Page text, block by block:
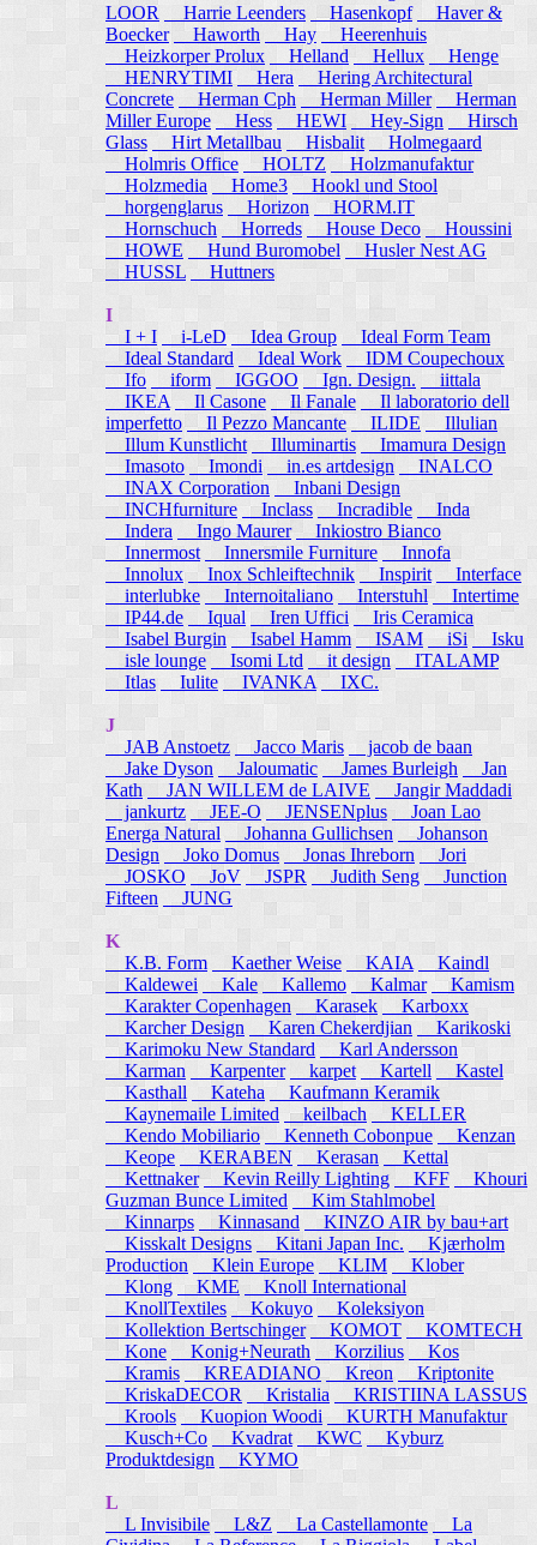
LOOR
Harrie Leenders Hasenkopf
Haver &
Boecker
Haworth Hay
Heerenhuis
Heizkorper Prolux
Helland Hellux
Henge
HENRYTIMI
Hera
Hering Architectural
Concrete
Herman Cph Herman Miller
Herman
Miller Europe
Hess HEWI Hey-Sign
Hirsch
Glass
Hirt Metallbau Hisbalit
Holmegaard
Holmris Office
HOLTZ
Holzmanufaktur
Holzmedia
Home3
Hookl und Stool
horgenglarus
Horizon
HORM.IT
Hornschuch
Horreds House Deco
Houssini
HOWE
Hund Buromobel
Husler Nest AG
HUSSL
Huttners
I
I + I
i-LeD Idea Group
Ideal Form Team
Ideal Standard
Ideal Work
IDM Coupechoux
Ifo
iform IGGOO Ign. Design.
iittala
IKEA
Il Casone Il Fanale
Il laboratorio dell
imperfetto
Il Pezzo Mancante ILIDE
Illulian
Illum Kunstlicht
Illuminartis
Imamura Design
Imasoto
Imondi in.es artdesign
INALCO
INAX Corporation
Inbani Design
INCHfurniture
Inclass Incradible
Inda
Indera
Ingo Maurer
Inkiostro Bianco
Innermost
Innersmile Furniture
Innofa
Innolux
Inox Schleiftechnik Inspirit
Interface
interlubke
Internoitaliano Interstuhl
Intertime
IP44.de
Iqual Iren Uffici
Iris Ceramica
Isabel Burgin
Isabel Hamm ISAM iSi Isku
isle lounge
Isomi Ltd it design
ITALAMP
Itlas
Iulite IVANKA IXC.
J
JAB Anstoetz
Jacco Maris
jacob de baan
Jake Dyson
Jaloumatic James Burleigh
Jan
Kath
JAN WILLEM de LAIVE
Jangir Maddadi
jankurtz JEE-O JENSENplus
Joan Lao
Energa Natural
Johanna Gullichsen
Johanson
Design
Joko Domus Jonas Ihreborn
Jori
JOSKO
JoV JSPR Judith Seng
Junction
Fifteen
JUNG
K
K.B. Form
Kaether Weise KAIA
Kaindl
Kaldewei
Kale Kallemo Kalmar
Kamism
Karakter Copenhagen
Karasek
Karboxx
Karcher Design
Karen Chekerdjian
Karikoski
Karimoku New Standard
Karl Andersson
Karman
Karpenter karpet Kartell
Kastel
Kasthall
Kateha
Kaufmann Keramik
Kaynemaile Limited keilbach
KELLER
Kendo Mobiliario
Kenneth Cobonpue
Kenzan
Keope
KERABEN Kerasan
Kettal
Kettnaker Kevin Reilly Lighting KFF
Khouri
Guzman Bunce Limited
Kim Stahlmobel
Kinnarps
Kinnasand
KINZO AIR by bau+art
Kisskalt Designs
Kitani Japan Inc.
Kjærholm
Production
Klein Europe KLIM
Klober
Klong
KME
Knoll International
KnollTextiles
Kokuyo
Koleksiyon
Kollektion Bertschinger KOMOT
KOMTECH
Kone
Konig+Neurath Korzilius
Kos
Kramis
KREADIANO Kreon
Kriptonite
KriskaDECOR
Kristalia
KRISTIINA LASSUS
Krools
Kuopion Woodi
KURTH Manufaktur
Kusch+Co
Kvadrat KWC
Kyburz
Produktdesign
KYMO
L
L Invisibile
L&Z La Castellamonte
La